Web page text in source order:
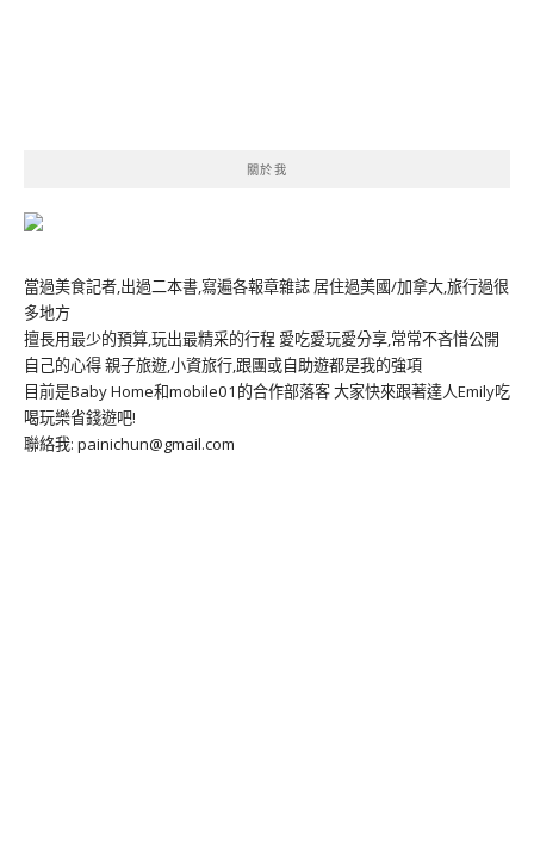
關於我
當過美食記者,出過二本書,寫遍各報章雜誌 居住過美國/加拿大,旅行過很
多地方
擅長用最少的預算,玩出最精采的行程 愛吃愛玩愛分享,常常不吝惜公開
自己的心得 親子旅遊,小資旅行,跟團或自助遊都是我的強項
目前是Baby Home和mobile01的合作部落客 大家快來跟著達人Emily吃
喝玩樂省錢遊吧!
聯絡我: painichun@gmail.com